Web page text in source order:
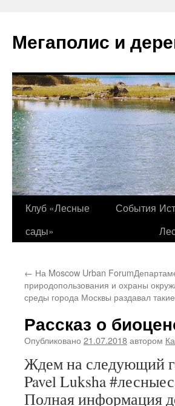
содержимому
Мегаполис и
Клуб «Лесные
сады»
События
← На Moscow Urban
природопользования и охраны
среды города Москвы раздавал
Рассказ о
Опубликовано 21.07.2018автором
Ждем на следующий
Pavel Luksha
Полная информация